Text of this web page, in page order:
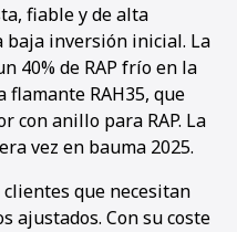
fiable y de alta
baja inversión inicial. La
40% de RAP frío en la
flamante RAH35, que
con anillo para RAP. La
vez en bauma 2025.
que necesitan
ajustados. Con su coste